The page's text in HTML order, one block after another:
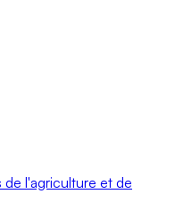
de l'agriculture et de